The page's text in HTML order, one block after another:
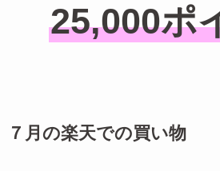
25,000ポ
７月の楽天での買い物